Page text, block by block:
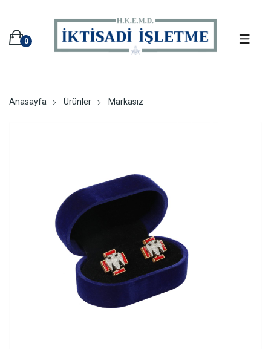
0
Anasayfa Ürünler Markasız